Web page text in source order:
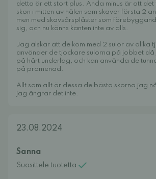
detta är ett stort plus. Ända minus är att det
skon i mitten av hälen som skaver första 2
men med skavsårsplåster som
sig, och nu känns kanten inte av alls.
Jag älskar att de kom med 2 sulor av olika
använder de tjockare sulorna på jobbet då
på hårt underlag, och kan använda de
på promenad.
Allt som allt är dessa de bästa skorna jag
jag ångrar det inte.
23.08.2024
Sanna
Suosittele tuotetta